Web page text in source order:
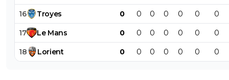
16 Troyes 0 0 0 0 0 0 0
17 Le Mans 0 0 0 0 0 0 0
18 Lorient 0 0 0 0 0 0 0